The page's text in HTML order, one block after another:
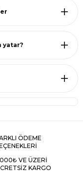
yatar?
ÖDEME
VE ÜZERİ
KARGO